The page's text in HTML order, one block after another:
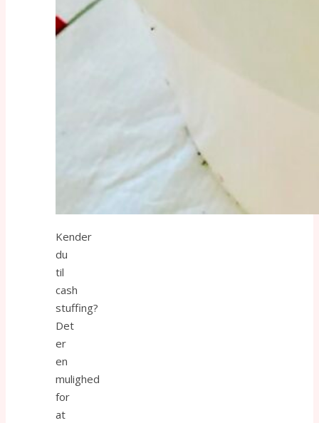
Kender
du
til
cash
stuffing?
Det
er
en
mulighed
for
at